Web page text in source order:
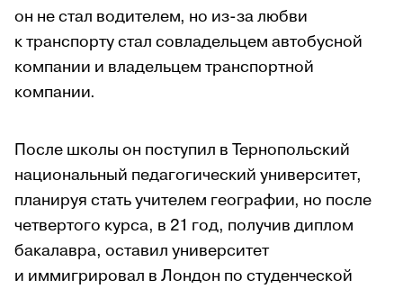
он не стал водителем, но из-за любви
к транспорту стал совладельцем автобусной
компании и владельцем транспортной
компании.
После школы он поступил в Тернопольский
национальный педагогический университет,
планируя стать учителем географии, но после
четвертого курса, в 21 год, получив диплом
бакалавра, оставил университет
и иммигрировал в Лондон по студенческой